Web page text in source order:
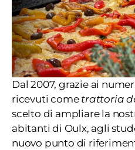
Dal 2007, grazie ai
ricevuti come trattoria
scelto di ampliare la
abitanti di Oulx, agli
nuovo punto di